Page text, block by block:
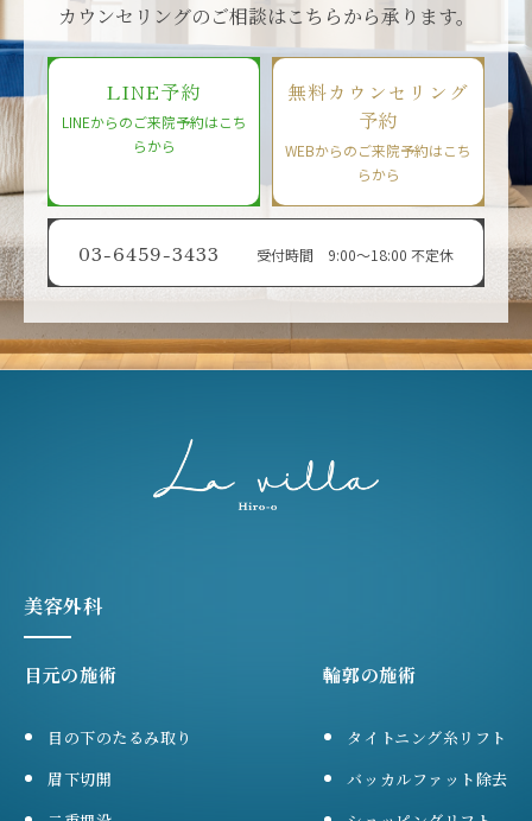
カウンセリングのご相談はこちらから承ります。
LINE予約
LINEからのご来院予約はこち
らから
無料カウンセリング
予約
WEBからのご来院予約はこち
らから
03-6459-3433 受付時間 9:00〜18:00 不定休
美容外科
目元の施術
目の下のたるみ取り
眉下切開
輪郭の施術
タイトニング糸リフト
バッカルファット除去